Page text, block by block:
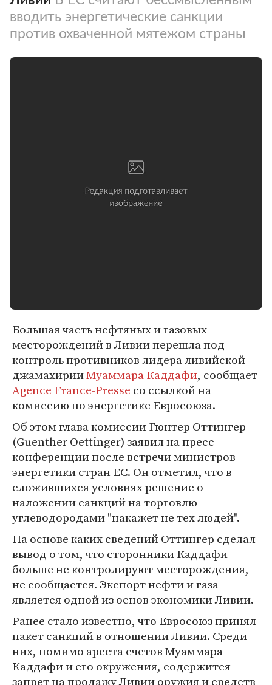
вводить энергетические санкции
против охваченной мятежом страны
Большая часть нефтяных и газовых
месторождений в Ливии перешла под
контроль противников лидера ливийской
джамахирииМуаммара Каддафи, сообщает
Agence France-Presse со ссылкой на
комиссию по энергетике Евросоюза.
Об этом глава комиссии Гюнтер Оттингер
(Guenther Oettinger) заявил на пресс-
конференции после встречи министров
энергетики стран ЕС. Он отметил, что в
сложившихся условиях решение о
наложении санкций на торговлю
углеводородами "накажет не тех людей".
На основе каких сведений Оттингер сделал
вывод о том, что сторонники Каддафи
больше не контролируют месторождения,
не сообщается. Экспорт нефти и газа
является одной из основ экономики Ливии.
Ранее стало известно, что Евросоюз принял
пакет санкций в отношении Ливии. Среди
них, помимо ареста счетов Муаммара
Каддафи и его окружения, содержится
запрет на продажу Ливии оружия и средств